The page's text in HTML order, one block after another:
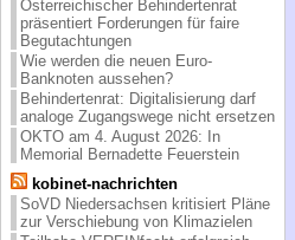
Österreichischer Behindertenrat
präsentiert Forderungen für faire
Begutachtungen
Wie werden die neuen Euro-
Banknoten aussehen?
Behindertenrat: Digitalisierung darf
analoge Zugangswege nicht ersetzen
OKTO am 4. August 2026: In
Memorial Bernadette Feuerstein
kobinet-nachrichten
SoVD Niedersachsen kritisiert Pläne
zur Verschiebung von Klimazielen